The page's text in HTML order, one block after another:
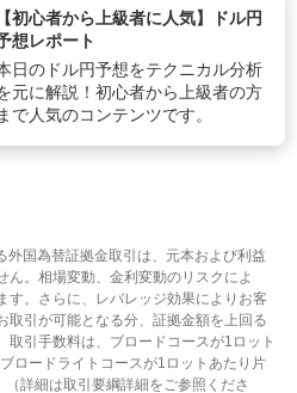
【初心者から上級者に人気】ドル円
想レポート
日のドル円予想をテクニカル分析
元に解説！初心者から上級者の方
で人気のコンテンツです。
外国為替証拠金取引は、元本および利益
。相場変動、金利変動のリスクによ
す。さらに、レバレッジ効果によりお客
取引が可能となる分、証拠金額を上回る
取引手数料は、ブロードコースが1ロット
ロードライトコースが1ロットあたり片
詳細は取引要綱詳細をご参照くださ